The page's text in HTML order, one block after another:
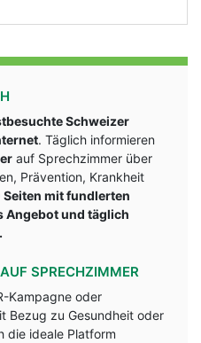
Schweizer
. Täglich informieren
auf Sprechzimmer über
Prävention, Krankheit
mit fundlerten
Angebot und täglich
SPRECHZIMMER
Kampagne oder
Bezug zu Gesundheit oder
die ideale Platform